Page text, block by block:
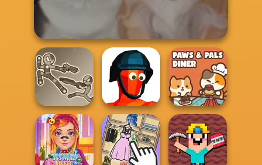
Stick Duel: Battle
Hero
Funny Shooter
Paws & Pals
Diner